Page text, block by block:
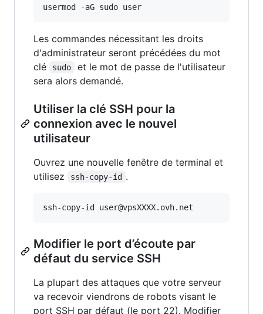
usermod -aG sudo user
Les commandes nécessitant les droits
d'administrateur seront précédées du mot
clé
sudo
et le mot de passe de l'utilisateur
sera alors demandé.
Utiliser la clé SSH pour la
connexion avec le nouvel
utilisateur
Ouvrez une nouvelle fenêtre de terminal et
utilisez
ssh-copy-id .
ssh-copy-id user@vpsXXXX.ovh.net
Modifier le port d’écoute par
défaut du service SSH
La plupart des attaques que votre serveur
va recevoir viendrons de robots visant le
port SSH par défaut (le port 22). Modifier